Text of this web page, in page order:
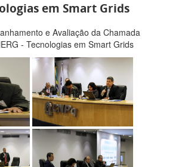
em Smart Grids
e Avaliação da Chamada
- Tecnologias em Smart Grids